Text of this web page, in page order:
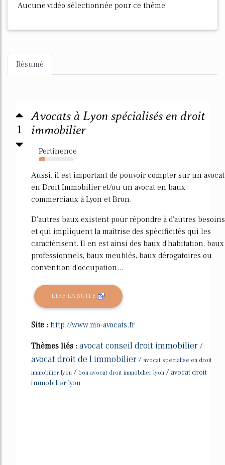
Aucune vidéo sélectionnée pour ce thème
Résumé
1
Avocats à Lyon spécialisés en droit
immobilier
Pertinence
17%
Aussi, il est important de pouvoir compter sur un avocat
en Droit Immobilier et/ou un avocat en baux
commerciaux à Lyon et Bron.
D'autres baux existent pour répondre à d'autres besoins
et qui impliquent la maîtrise des spécificités qui les
caractérisent. Il en est ainsi des baux d'habitation, baux
professionnels, baux meublés, baux dérogatoires ou
convention d'occupation...
LIRE LA SUITE
Site : http://www.mo-avocats.fr
Thèmes liés : avocat conseil droit immobilier /
avocat droit de l immobilier / avocat specialise en droit
immobilier lyon / bon avocat droit immobilier lyon / avocat droit
immobilier lyon